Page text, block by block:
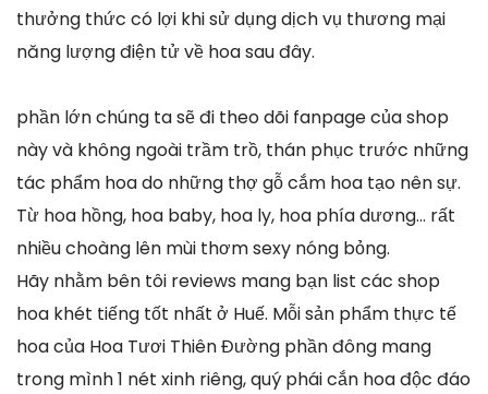
thưởng thức có lợi khi sử dụng dịch vụ thương mại
năng lượng điện tử về hoa sau đây.
phần lớn chúng ta sẽ đi theo dõi fanpage của shop
này và không ngoài trầm trồ, thán phục trước những
tác phẩm hoa do những thợ gỗ cắm hoa tạo nên sự.
Từ hoa hồng, hoa baby, hoa ly, hoa phía dương… rất
nhiều choàng lên mùi thơm sexy nóng bỏng.
Hãy nhằm bên tôi reviews mang bạn list các shop
hoa khét tiếng tốt nhất ở Huế. Mỗi sản phẩm thực tế
hoa của Hoa Tươi Thiên Đường phần đông mang
trong mình 1 nét xinh riêng, quý phái cắn hoa độc đáo